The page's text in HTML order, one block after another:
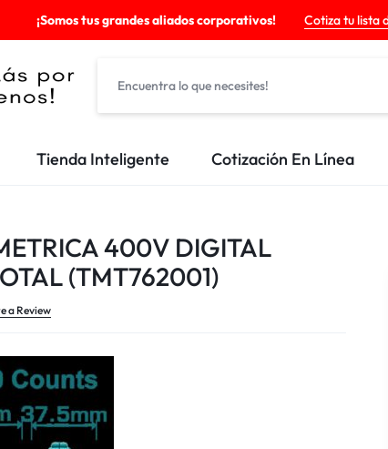
¡Somos tus grandes aliados corporativos! Cotiza tu lista
Tienda Inteligente Cotización En Línea
400V DIGITAL
(TMT762001)
a Review